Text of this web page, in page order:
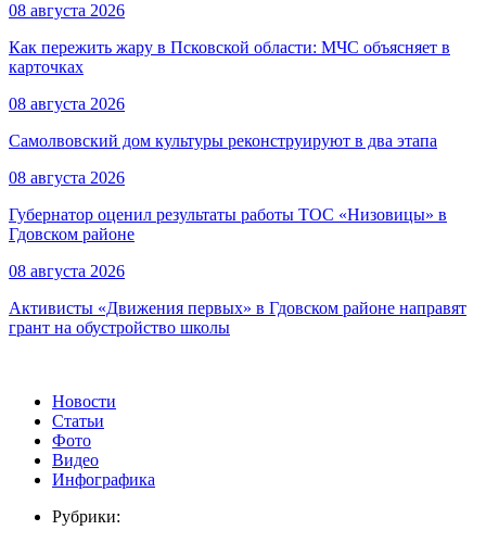
08 августа 2026
Как пережить жару в Псковской области: МЧС объясняет в
карточках
08 августа 2026
Самолвовский дом культуры реконструируют в два этапа
08 августа 2026
Губернатор оценил результаты работы ТОС «Низовицы» в
Гдовском районе
08 августа 2026
Активисты «Движения первых» в Гдовском районе направят
грант на обустройство школы
Новости
Статьи
Фото
Видео
Инфографика
Рубрики: